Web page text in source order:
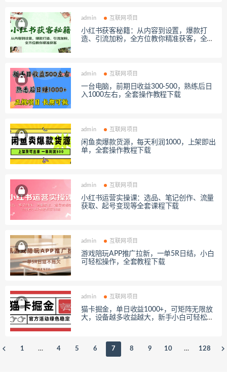
admin 互联网项目
小红书获客秘籍：从内容到设置，爆款打
造、引流加粉，全方位教你精准获客，全套
admin 互联网项目
一台电脑，前期日收益300-500，熟练后日
入1000左右，全套操作教程下载
admin 互联网项目
闲鱼卖爆款货源，每天利润1000，上架即出
单，全套操作教程下载
admin 互联网项目
小红书运营实操课：选品、笔记创作、流量
获取、起号变现等全套课程下载
admin 互联网项目
游戏陪玩APP推广拉新，一单5R日结，小白
可轻松操作，全套教程下载
admin 互联网项目
猫卡掘金，单日收益1000+，可矩阵无限放
大，设备越多收益越大，新手小白可轻松操
1 … 4 5 6 7 8 9 10 … 128